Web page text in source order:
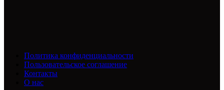
Политика конфиденциальности
Пользовательское соглашение
Контакты
О нас